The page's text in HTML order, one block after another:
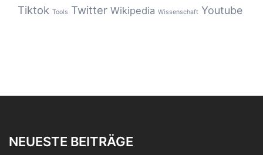
Tiktok Tools Twitter Wikipedia Wissenschaft Youtube
NEUESTE BEITRÄGE